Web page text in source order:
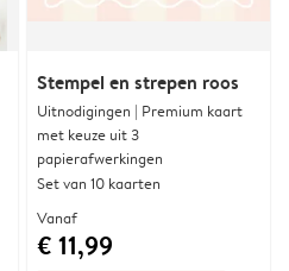
Stempel en strepen roos
Uitnodigingen | Premium kaart
met keuze uit 3
papierafwerkingen
Set van 10 kaarten
Vanaf
€ 11,99